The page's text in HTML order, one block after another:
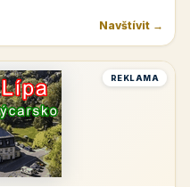
Navštívit →
REKLAMA